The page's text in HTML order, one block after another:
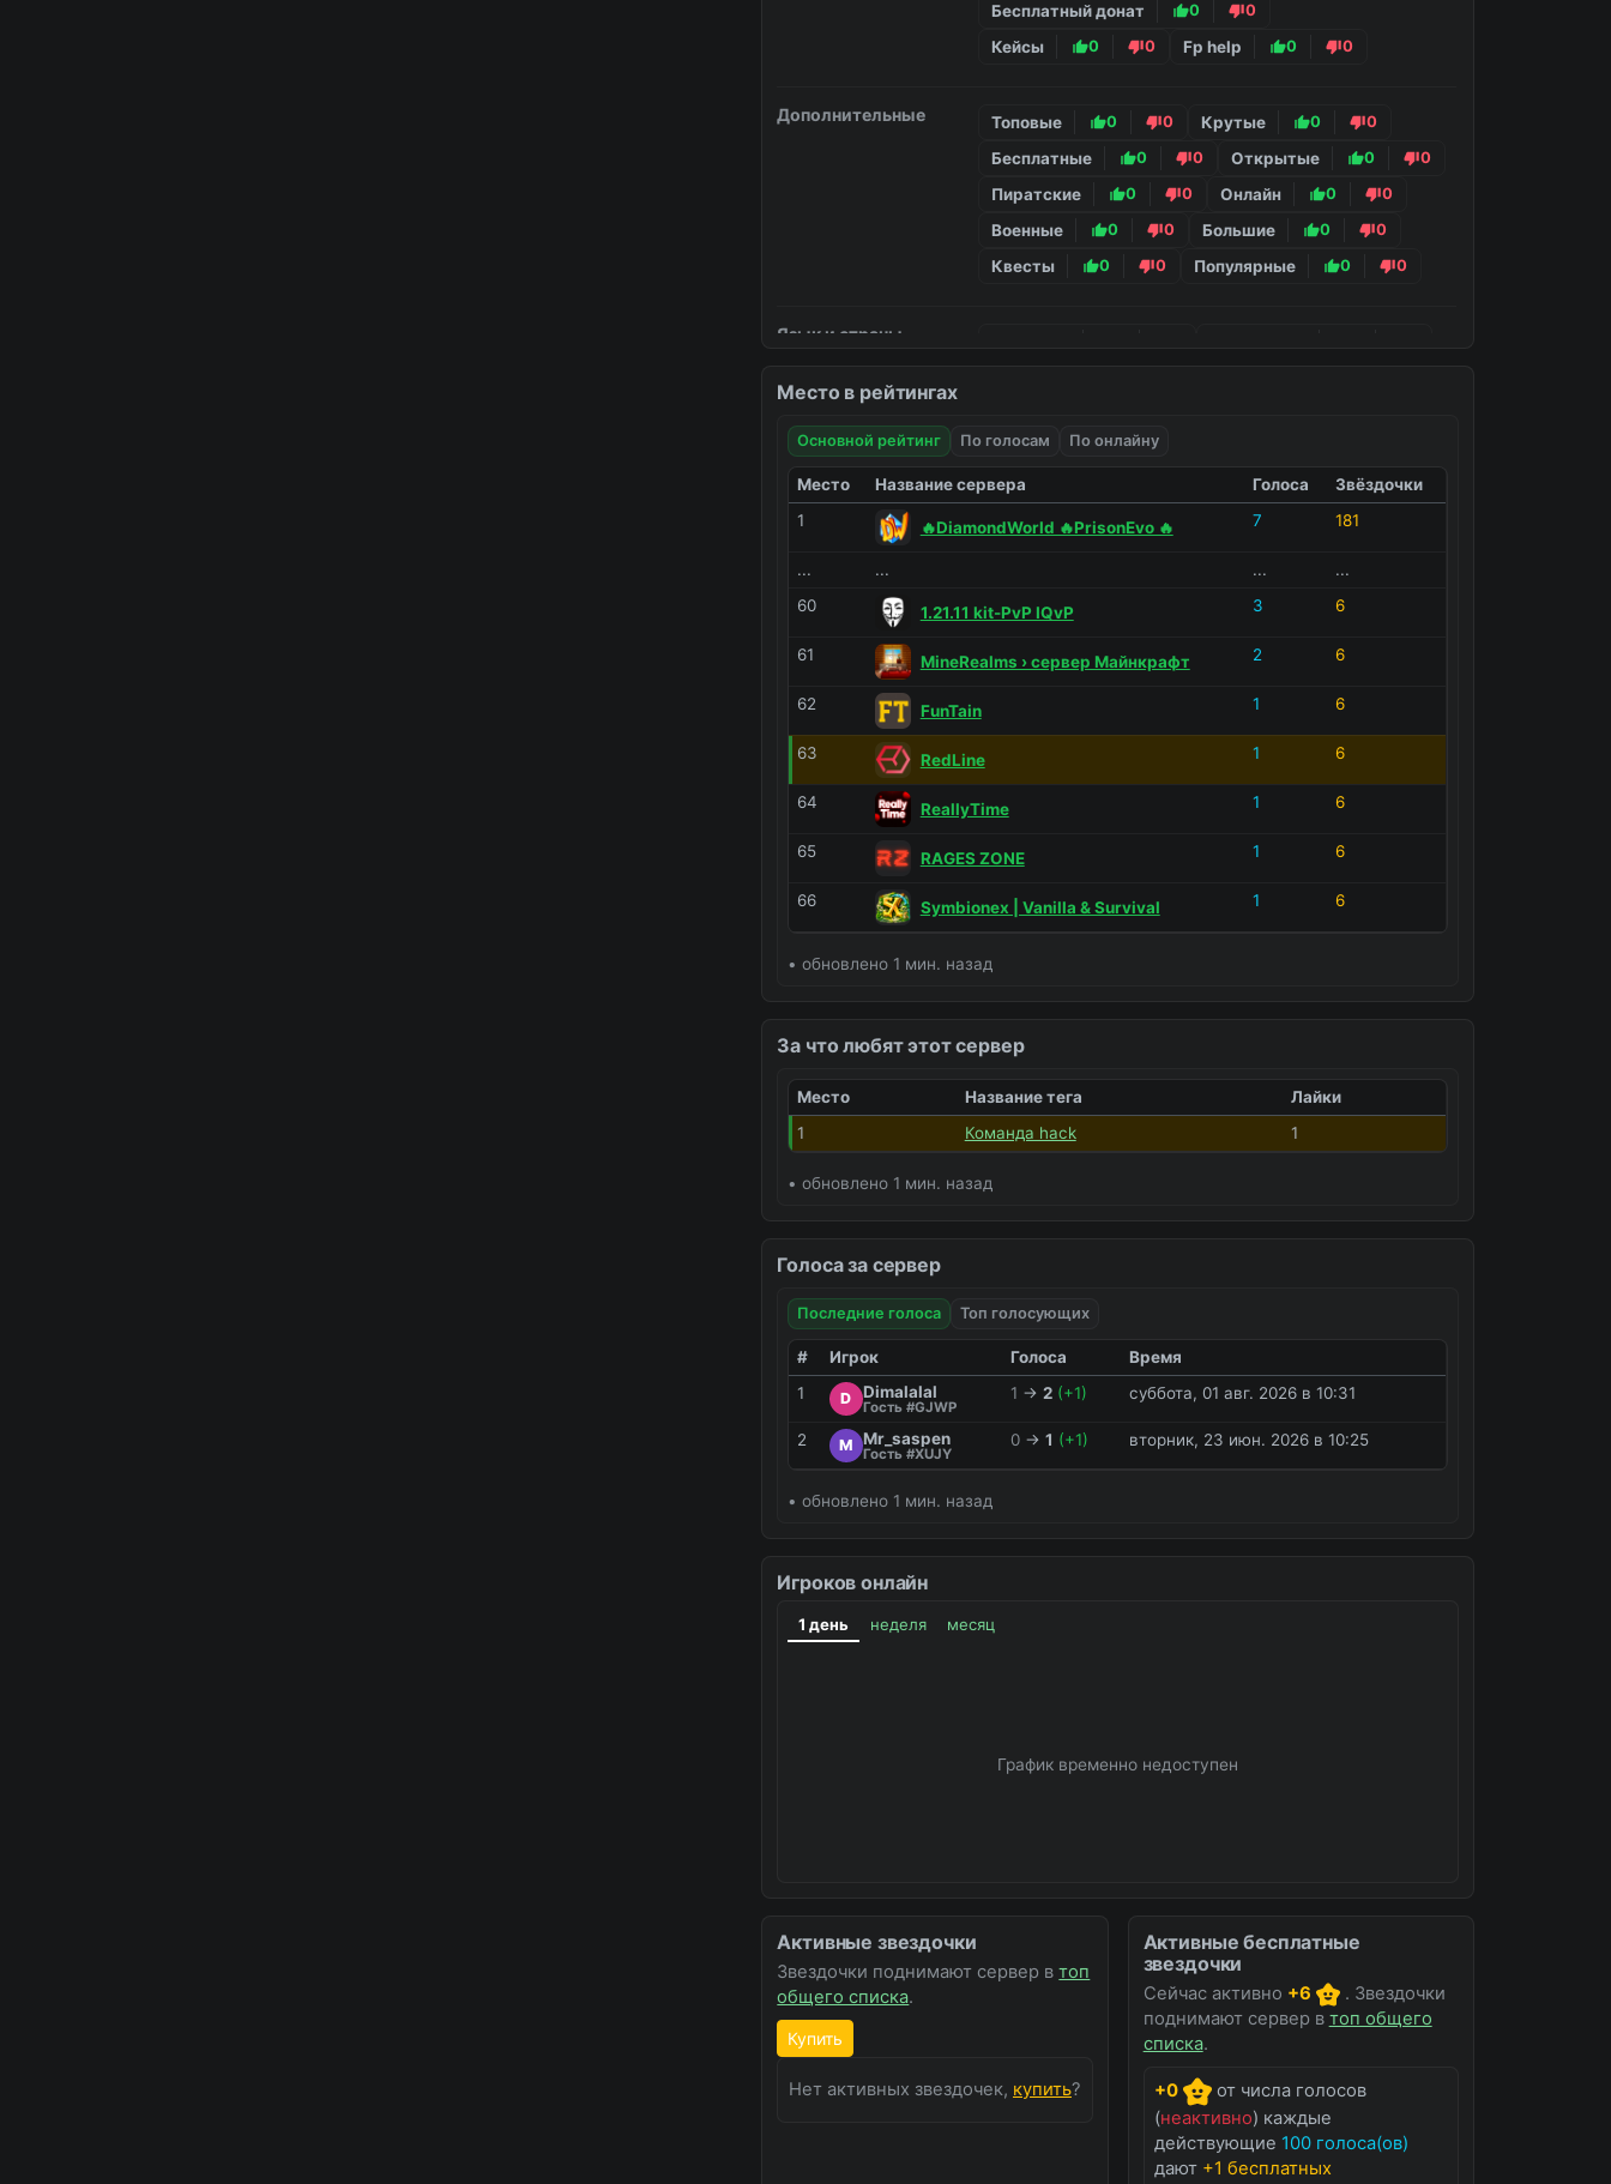
Бесплатный донат 0 0
Кейсы 0 0 Fp help 0 0
Дополнительные Топовые 0 0 Крутые 0 0
Бесплатные 0 0 Открытые 0 0
Пиратские 0 0 Онлайн 0 0
Военные 0 0 Большие 0 0
Квесты 0 0 Популярные 0 0
Язык и страны
Платформа
Похожие на
Похожие на Hypixel 0
Для тренировки Тренировка Бед Варс
Место в рейтингах
Основной рейтинг По голосам По онлайну
Место Название сервера Голоса
Звёздочки
1
🔥DiamondWorld 🔥PrisonEvo 🔥 7 181
... ... ...
...
60
1.21.11 kit-PvP IQvP 3 6
61 MineRealms › сервер Майнкрафт 2 6
62 FunTain 1 6
63 RedLine 1 6
64 ReallyTime 1 6
65 RAGES ZONE 1 6
66 Symbionex | Vanilla & Survival 1 6
• обновлено 1 мин. назад
За что любят этот сервер
Место Название тега
Лайки
1
Команда hack 1
• обновлено 1 мин. назад
Голоса за сервер
Последние голоса Топ голосующих
# Игрок Голоса
Время
1
D Dimalalal
Гость #GJWP
1 → 2 (+1) суббота, 01 авг. 2026 в 10:31
2 M Mr_saspen
Гость #XUJY
0→ 1 (+1) вторник, 23 июн. 2026 в 10:25
• обновлено 1 мин. назад
Игроков онлайн
1 день неделя месяц
График временно недоступен
Активные звездочки
Звездочки поднимают сервер втоп
общего списка.
Купить
Нет активных звездочек, купить?
Активные бесплатные
звездочки
Сейчас активно +6
. Звездочки
поднимают сервер в топ общего
списка.
+0
от числа голосов
(неактивно) каждые
действующие 100 голоса(ов)
дают +1 бесплатных